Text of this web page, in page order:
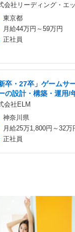
会社リーディング・エ
東京都
月給44万円～59万円
正社員
新卒・27卒」ゲームサ
の設計・構築・運用/
会社ELM
神奈川県
月給25万1,800円～32万
正社員